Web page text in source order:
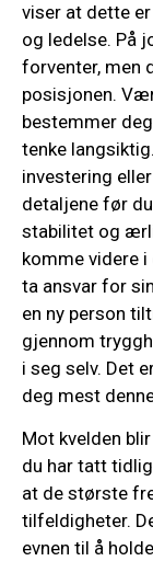
viser at dette
og ledelse. På
forventer, men
posisjonen.
bestemmer
tenke
investering
detaljene før
stabilitet og
komme videre
ta ansvar for
en ny person
gjennom
i seg selv. Det
deg mest
Mot kvelden
du har tatt
at de største
tilfeldigheter.
evnen til å